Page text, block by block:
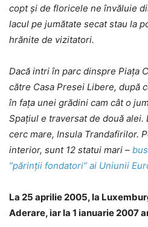
copt și de floricele ne învăluie
lacul pe jumătate secat stau la
hrănite de vizitatori.
Dacă intri în parc dinspre Piața
către Casa Presei Libere, după
în fața unei grădini cam cât o
Spațiul e traversat de două alei.
cerc mare, Insula Trandafirilor.
interior, sunt 12 statui mari –
”părinții fondatori” ai Uniunii
La 25 aprilie 2005, la
Aderare, iar la 1 ianuarie 2007